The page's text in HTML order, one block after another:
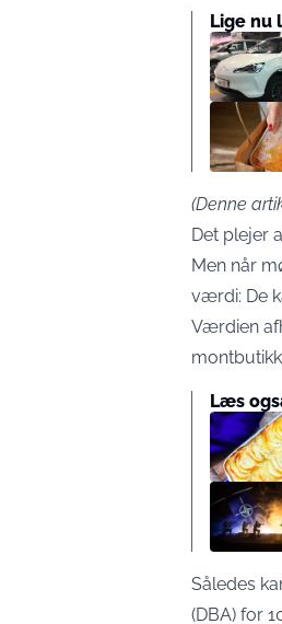
Lige nu
(Denne
Det plejer
Men når
værdi: De
Værdien
Læs
Således
(DBA) for